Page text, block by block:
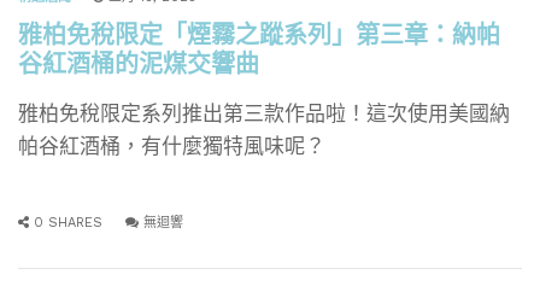
雅柏免稅限定「煙霧之蹤系列」第三章：納帕
谷紅酒桶的泥煤交響曲
雅柏免稅限定系列推出第三款作品啦！這次使用美國納
帕谷紅酒桶，有什麼獨特風味呢？
0 SHARES 無迴響